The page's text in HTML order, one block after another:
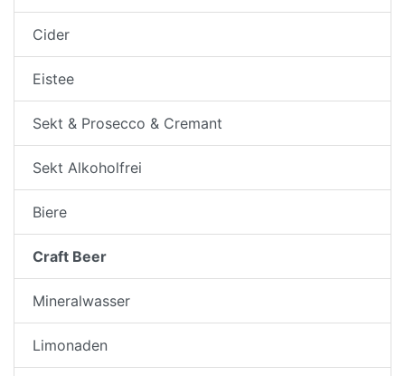
Cider
Eistee
Sekt & Prosecco & Cremant
Sekt Alkoholfrei
Biere
Craft Beer
Mineralwasser
Limonaden